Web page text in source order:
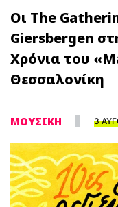
Οι The
Giersbergen
Χρόνια του
Θεσσαλονίκη
ΜΟΥΣΙΚΗ 3